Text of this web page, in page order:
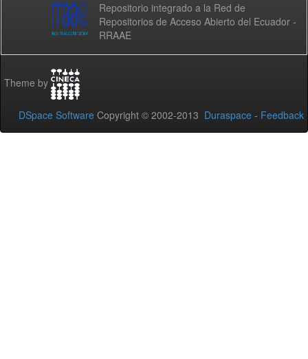
Repositorio integrado a la Red de
Repositorios de Acceso Abierto del Ecuador -
RRAAE
Theme by
DSpace Software Copyright © 2002-2013 Duraspace - Feedback